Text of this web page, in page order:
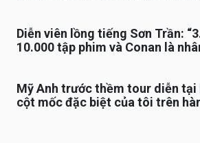
Diễn viên lồng tiếng Sơn Trần:
10.000 tập phim và Conan là
Mỹ Anh trước thềm tour diễn tại
cột mốc đặc biệt của tôi trên